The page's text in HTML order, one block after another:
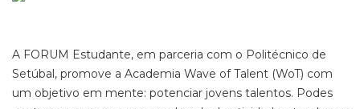
A FORUM Estudante, em parceria com o Politécnico de
Setúbal, promove a Academia Wave of Talent (WoT) com
um objetivo em mente: potenciar jovens talentos. Podes